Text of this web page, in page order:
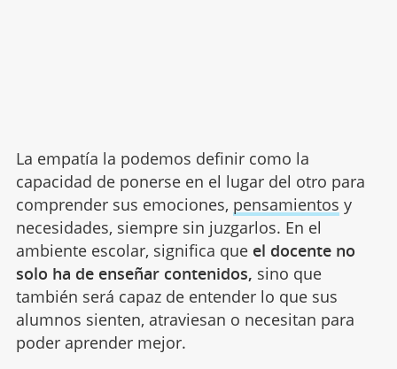
La empatía la podemos definir como la
capacidad de ponerse en el lugar del otro para
comprender sus emociones, pensamientos y
necesidades, siempre sin juzgarlos. En el
ambiente escolar, significa que el docente no
solo ha de enseñar contenidos, sino que
también será capaz de entender lo que sus
alumnos sienten, atraviesan o necesitan para
poder aprender mejor.